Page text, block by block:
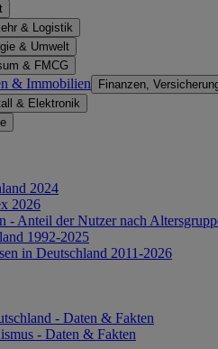
& Logistik
& Umwelt
& FMCG
& Immobilien Finanzen,
& Elektronik
2024
2026
- Anteil der Nutzer nach
1992-2025
in Deutschland 2011-2026
- Daten & Fakten
- Daten & Fakten